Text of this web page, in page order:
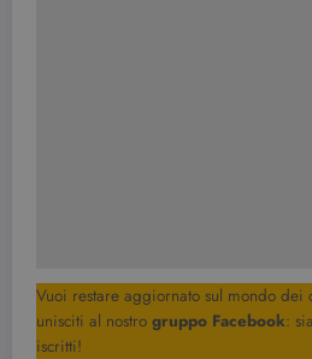
Vuoi restare aggiornato sul mondo dei
unisciti al nostro gruppo Facebook:
iscritti!